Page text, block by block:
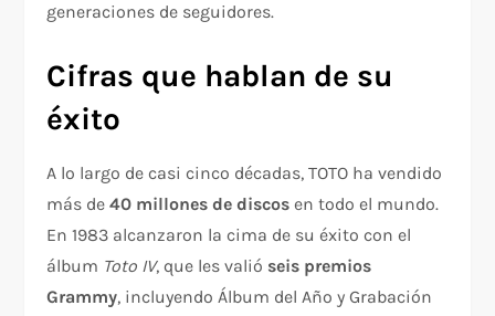
generaciones de seguidores.
Cifras que hablan de su
éxito
A lo largo de casi cinco décadas, TOTO ha vendido
más de40 millones de discos en todo el mundo.
En 1983 alcanzaron la cima de su éxito con el
álbum Toto IV, que les valió seis premios
Grammy, incluyendo Álbum del Año y Grabación